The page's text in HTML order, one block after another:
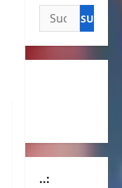
Suchen
nach:
..: